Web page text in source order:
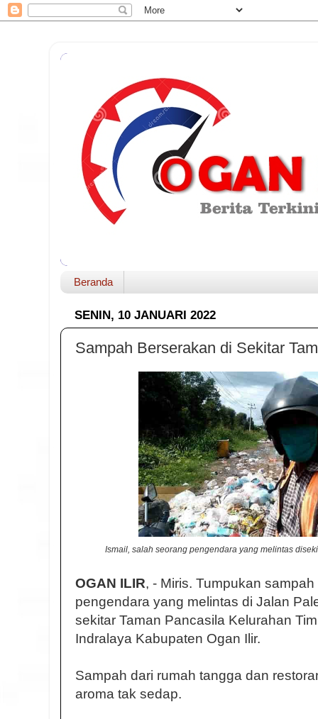
Beranda
SENIN, 10 JANUARI 2022
Sampah Berserakan di Sekitar
Ismail, salah seorang pengendara yang melintas
OGAN ILIR, - Miris. Tumpukan
pengendara yang melintas di Jalan
sekitar Taman Pancasila Kelurahan
Indralaya Kabupaten Ogan Ilir.
Sampah dari rumah tangga dan
aroma tak sedap.